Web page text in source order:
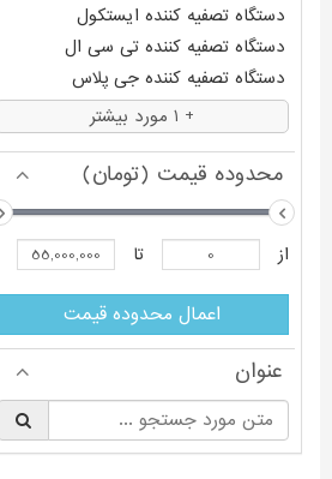
دستگاه تصفیه کننده ایستکول
دستگاه تصفیه کننده تی سی ال
دستگاه تصفیه کننده جی پلاس
دستگاه تصفیه کننده سام
+ 1 مورد بیشتر
محدوده قیمت (تومان)
از تا
اعمال محدوده قیمت
عنوان
§